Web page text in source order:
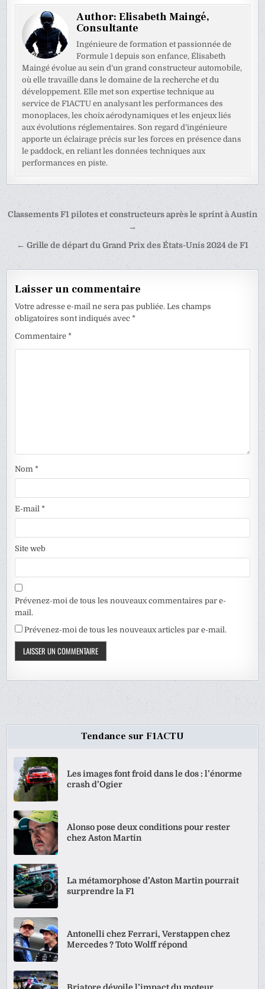
Author:Elisabeth Maingé,
Consultante
Ingénieure de formation et passionnée de
Formule 1 depuis son enfance, Élisabeth
Maingé évolue au sein d’un grand constructeur automobile,
où elle travaille dans le domaine de la recherche et du
développement. Elle met son expertise technique au
service de F1ACTU en analysant les performances des
monoplaces, les choix aérodynamiques et les enjeux liés
aux évolutions réglementaires. Son regard d’ingénieure
apporte un éclairage précis sur les forces en présence dans
le paddock, en reliant les données techniques aux
performances en piste.
Navigation
l’article
Classements F1 pilotes et constructeurs après le sprint à Austin
→
← Grille de départ du Grand Prix des États-Unis 2024 de F1
Laisser un commentaire
Votre adresse e-mail ne sera pas publiée. Les champs
obligatoires sont indiqués avec*
Commentaire*
Nom*
E-mail*
Site web
Prévenez-moi de tous les nouveaux commentaires par e-
mail.
Prévenez-moi de tous les nouveaux articles par e-mail.
Tendance sur F1ACTU
Les images font froid dans le dos : l’énorme
crash d’Ogier
Alonso pose deux conditions pour rester
chez Aston Martin
La métamorphose d’Aston Martin pourrait
surprendre la F1
Antonelli chez Ferrari, Verstappen chez
Mercedes ? Toto Wolff répond